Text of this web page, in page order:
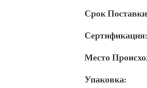
Срок
Сертификация:
Место
Упаковка: